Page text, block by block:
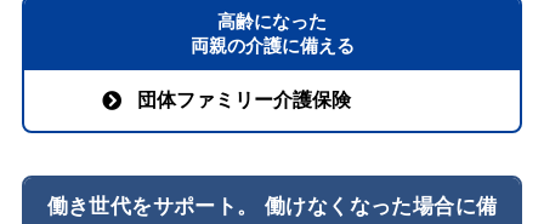
高齢になった
両親の介護に備える
団体ファミリー介護保険
働き世代をサポート。 働けなくなった場合に備